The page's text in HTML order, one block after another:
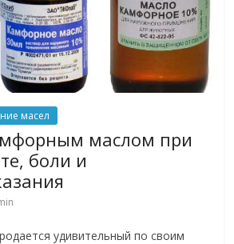
масел
маслом при
боли и
удивительный по своим